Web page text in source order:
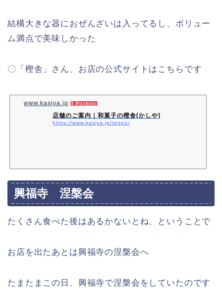
結構大きな器におぜんざいは入ってるし、ボリュー
ム満点で美味しかった
〇「樫舎」さん、お店の公式サイトはこちらです
www.kasiya.jp 9 Pockets
店舗のご案内｜和菓子の樫舎[かしや]
https://www.kasiya.jp/tenpo/
興福寺 涅槃会
たくさん食べた後はあるかないとね、ということで
お店を出たあとは興福寺の涅槃会へ
たまたまこの日、興福寺で涅槃会をしていたのです